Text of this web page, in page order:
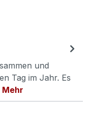
und
Tag im Jahr. Es
Mehr